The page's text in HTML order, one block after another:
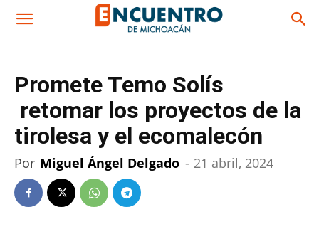
Promete Temo Solís
retomar los proyectos de la
tirolesa y el ecomalecón
Por Miguel Ángel Delgado - 21 abril, 2024